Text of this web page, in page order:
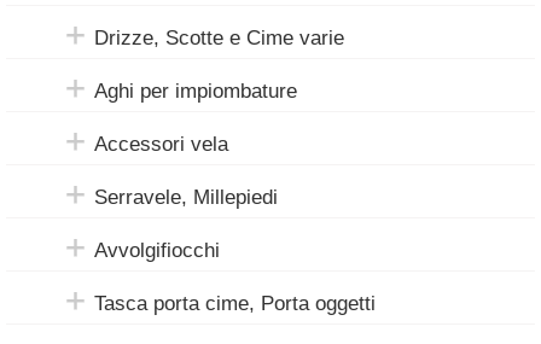
Drizze, Scotte e Cime varie
Aghi per impiombature
Accessori vela
Serravele, Millepiedi
Avvolgifiocchi
Tasca porta cime, Porta oggetti